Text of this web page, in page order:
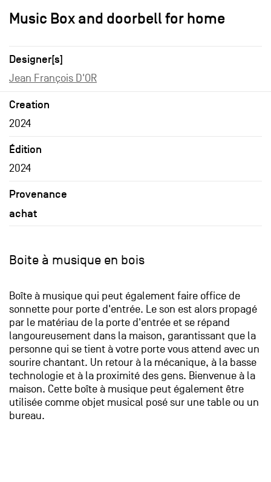
Music Box and doorbell for home
Designer[s]
Jean François D'OR
Creation
2024
Édition
2024
Provenance
achat
Boite à musique en bois
Boîte à musique qui peut également faire office de
sonnette pour porte d'entrée. Le son est alors propagé
par le matériau de la porte d'entrée et se répand
langoureusement dans la maison, garantissant que la
personne qui se tient à votre porte vous attend avec un
sourire chantant. Un retour à la mécanique, à la basse
technologie et à la proximité des gens. Bienvenue à la
maison. Cette boîte à musique peut également être
utilisée comme objet musical posé sur une table ou un
bureau.